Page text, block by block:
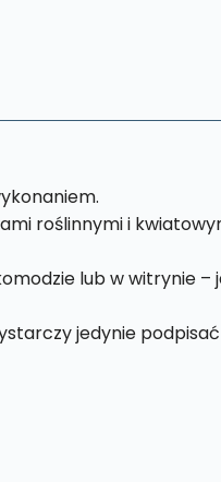
roślinnymi i
lub w witrynie
jedynie